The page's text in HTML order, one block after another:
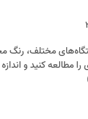
مطالعه کنید و